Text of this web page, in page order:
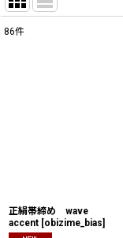
86件
正絹帯締め wave
accent [obizime_bias]